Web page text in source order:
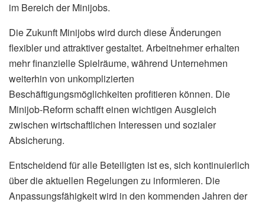
im Bereich der Minijobs.
Die Zukunft Minijobs wird durch diese Änderungen
flexibler und attraktiver gestaltet. Arbeitnehmer erhalten
mehr finanzielle Spielräume, während Unternehmen
weiterhin von unkomplizierten
Beschäftigungsmöglichkeiten profitieren können. Die
Minijob-Reform schafft einen wichtigen Ausgleich
zwischen wirtschaftlichen Interessen und sozialer
Absicherung.
Entscheidend für alle Beteiligten ist es, sich kontinuierlich
über die aktuellen Regelungen zu informieren. Die
Anpassungsfähigkeit wird in den kommenden Jahren der